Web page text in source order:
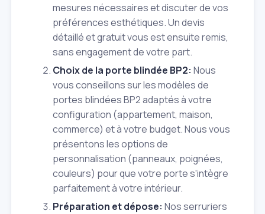
mesures nécessaires et discuter de vos
préférences esthétiques. Un devis
détaillé et gratuit vous est ensuite remis,
sans engagement de votre part.
Choix de la porte blindée BP2: Nous
vous conseillons sur les modèles de
portes blindées BP2 adaptés à votre
configuration (appartement, maison,
commerce) et à votre budget. Nous vous
présentons les options de
personnalisation (panneaux, poignées,
couleurs) pour que votre porte s'intègre
parfaitement à votre intérieur.
Préparation et dépose: Nos serruriers